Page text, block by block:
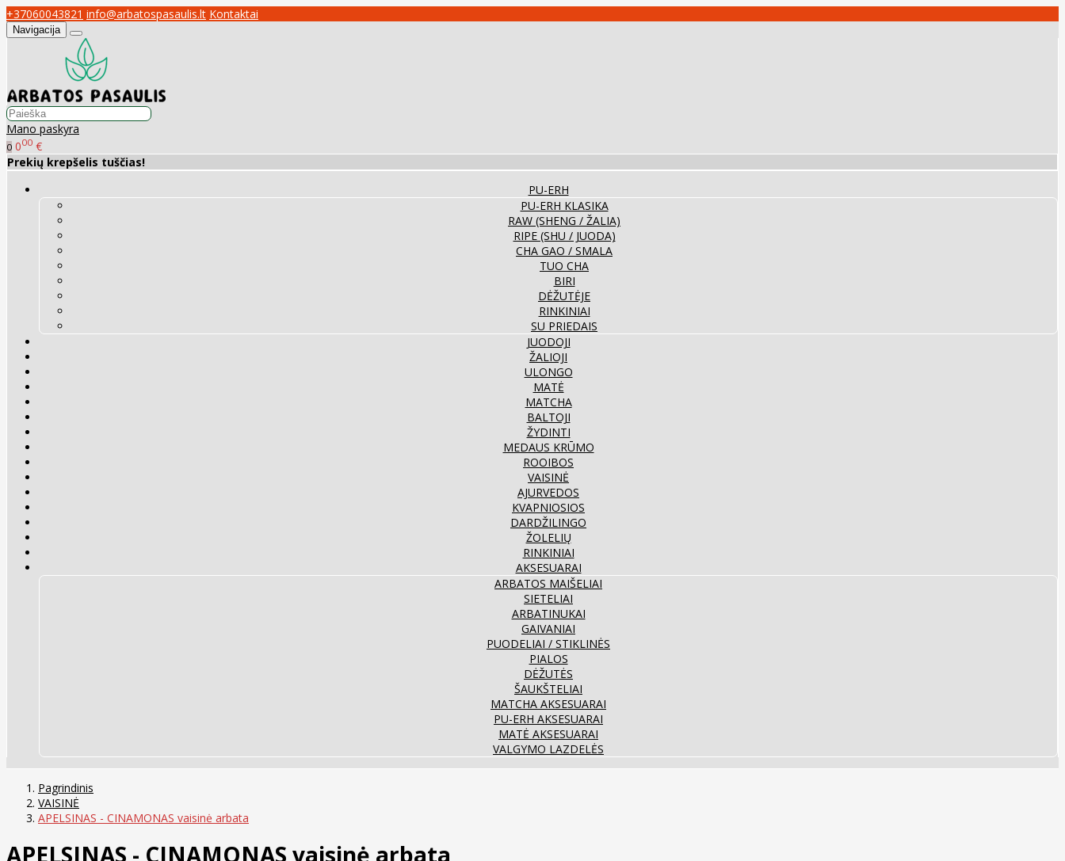
+37060043821 info@arbatospasaulis.lt Kontaktai
Navigacija
Mano paskyra
0 000 €
Prekių krepšelis tuščias!
PU-ERH
PU-ERH KLASIKA
RAW (SHENG / ŽALIA)
RIPE (SHU / JUODA)
CHA GAO / SMALA
TUO CHA
BIRI
DĖŽUTĖJE
RINKINIAI
SU PRIEDAIS
JUODOJI
ŽALIOJI
ULONGO
MATĖ
MATCHA
BALTOJI
ŽYDINTI
MEDAUS KRŪMO
ROOIBOS
VAISINĖ
AJURVEDOS
KVAPNIOSIOS
DARDŽILINGO
ŽOLELIŲ
RINKINIAI
AKSESUARAI
ARBATOS MAIŠELIAI
SIETELIAI
ARBATINUKAI
GAIVANIAI
PUODELIAI / STIKLINĖS
PIALOS
DĖŽUTĖS
ŠAUKŠTELIAI
MATCHA AKSESUARAI
PU-ERH AKSESUARAI
MATĖ AKSESUARAI
VALGYMO LAZDELĖS
Pagrindinis
VAISINĖ
APELSINAS - CINAMONAS vaisinė arbata